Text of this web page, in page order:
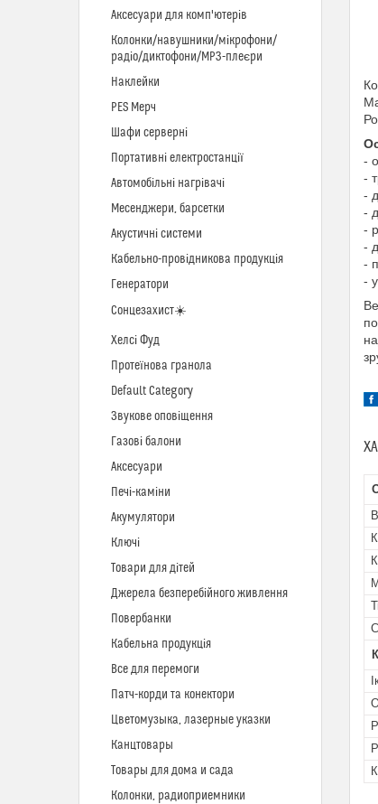
-
-
-
-
-
-
-
-
Аксесуари для комп'ютерів
Колонки/навушники/мікрофони/
радіо/диктофони/MP3-плеєри
Наклейки
PES Мерч
Шафи серверні
Портативні електростанції
Автомобільні нагрівачі
Месенджери, барсетки
Акустичні системи
Кабельно-провідникова продукція
Генератори
Сонцезахист☀️
Хелсі Фуд
Протеїнова гранола
Default Category
Звукове оповіщення
Газові балони
Аксесуари
Печі-каміни
Акумулятори
Ключі
Товари для дітей
Джерела безперебійного живлення
Повербанки
Кабельна продукція
Все для перемоги
Патч-корди та конектори
Цветомузыка, лазерные указки
Канцтовары
Товары для дома и сада
Колонки, радиоприемники